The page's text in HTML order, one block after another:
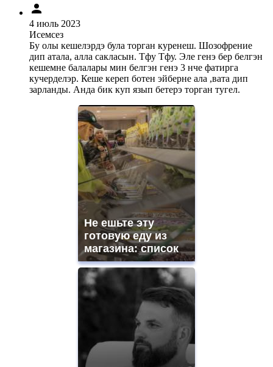
4 июль 2023
Исемсез
Бу олы кешелэрдэ була торган куренеш. Шозофрение
дип атала, алла сакласын. Тфу Тфу. Эле генэ бер белгэн
кешемне балалары мин белгэн генэ 3 нче фатирга
кучерделэр. Кеше кереп ботен эйберне ала ,вата дип
зарланды. Анда бик куп язып бетерэ торган тугел.
Не ешьте эту
готовую еду из
магазина: список